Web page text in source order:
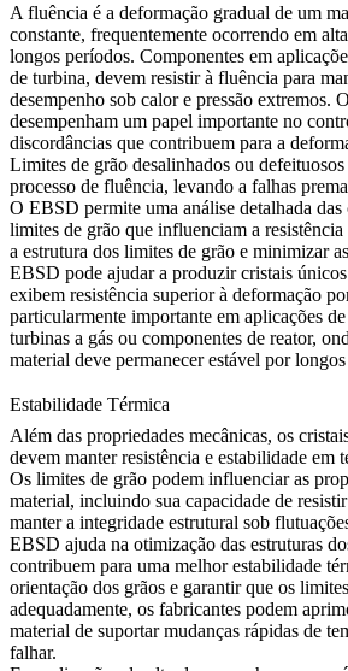
A fluência é a deformação gradual de um
constante, frequentemente ocorrendo em
longos períodos. Componentes em
de turbina, devem resistir à fluência para
desempenho sob calor e pressão extremos.
desempenham um papel importante no
discordâncias que contribuem para a
Limites de grão desalinhados ou
processo de fluência, levando a falhas
O EBSD permite uma análise detalhada das
limites de grão que influenciam a
a estrutura dos limites de grão e minimizar
EBSD pode ajudar a produzircristais únicos
exibem resistência superior à deformação
particularmente importante em aplicações
turbinas a gás ou componentes de reator,
material deve permanecer estável por
Estabilidade Térmica
Além das propriedades mecânicas, os
devem manter resistência e estabilidade em
Os limites de grão podem influenciar as
material, incluindo sua capacidade de
manter a integridade estrutural sob
EBSD ajuda na otimização das estruturas
contribuem para uma melhor estabilidade
orientação dos grãos e garantir que os
adequadamente, os fabricantes podem
material de suportar mudanças rápidas de
falhar.